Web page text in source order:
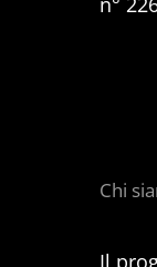
Chi
Il